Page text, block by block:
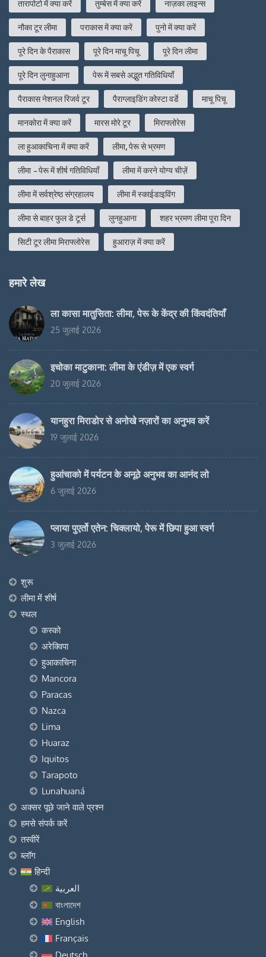
तारापोटो में क्या करें तुम्बेस में क्या करें
नाज़का लाइन्स
नौका टूर लीमा
पराकास में क्या करें
पुनो में क्या करें
पूरे दिन के पैराकास
पूरे दिन माचू पिचू
पूरे दिन लीमा
पूरे दिन लुनाहुआना
पेरू में सबसे अद्भुत गतिविधियाँ
पैराकास नेशनल रिजर्व टूर
पैराग्लाइडिंग कोस्टा वर्डे
माचू पिचू
मानकोरा में क्या करें
मारस मोरे टूर
मिराफ्लोरेस
ला हुआकाचिना में क्या करें
लीमा, पेरू से भ्रमण
लीमा - पेरू में शीर्ष गतिविधियाँ
लीमा में करने योग्य चीज़ें
लीमा में सर्वश्रेष्ठ संग्रहालय
लीमा में स्काईडाइविंग
लीमा से बाहर फुल डे टूर्स
लुनहुआना
शहर भ्रमण लीमा पूरा दिन
सिटी टूर लीमा मिराफ्लोरेस
हुआराज़ में क्या करें
हमारे लेख
ला कासा मातुसिता: लीमा, पेरू के केंद्र की किंवदंतियाँ
25 जुलाई 2026
इचोका माटुकाना: लीमा के एंडीज़ में एक स्वर्ग
20 जुलाई 2026
यानहुरा मिराडोर से अनोखे नज़ारों का अनुभव करें
19 जुलाई 2026
हुआंचाको में पर्यटन के अनूठे अनुभव का आनंद लो
6 जुलाई 2026
प्लाया पुएर्तो एतेन: चिक्लायो, पेरू में छिपा हुआ स्वर्ग
3 जुलाई 2026
शुरू
लीमा में शीर्ष
स्थल
कस्को
अरेक्विपा
हुआकाचिना
Mancora
Paracas
Nazca
Lima
Huaraz
Iquitos
Tarapoto
Lunahuaná
अक्सर पूछे जाने वाले प्रश्न
हमसे संपर्क करें
तस्वीरें
ब्लॉग
हिन्दी
العربية
বাংলাদেশ
English
Français